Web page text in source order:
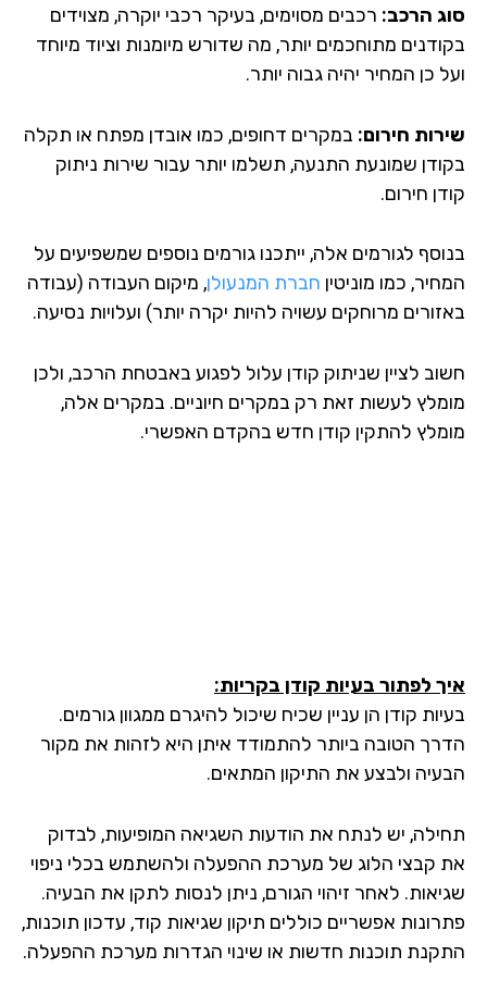
סוג הרכב: רכבים מסוימים, בעיקר רכבי יוקרה, מצוידים
בקודנים מתוחכמים יותר, מה שדורש מיומנות וציוד מיוחד
ועל כן המחיר יהיה גבוה יותר.
שירות חירום: במקרים דחופים, כמו אובדן מפתח או תקלה
בקודן שמונעת התנעה, תשלמו יותר עבור שירות ניתוק
קודן חירום.
בנוסף לגורמים אלה, ייתכנו גורמים נוספים שמשפיעים על
המחיר, כמו מוניטין חברת המנעולן, מיקום העבודה (עבודה
באזורים מרוחקים עשויה להיות יקרה יותר) ועלויות נסיעה.
חשוב לציין שניתוק קודן עלול לפגוע באבטחת הרכב, ולכן
מומלץ לעשות זאת רק במקרים חיוניים. במקרים אלה,
מומלץ להתקין קודן חדש בהקדם האפשרי.
איך לפתור בעיות קודן בקריות:
בעיות קודן הן עניין שכיח שיכול להיגרם ממגוון גורמים.
הדרך הטובה ביותר להתמודד איתן היא לזהות את מקור
הבעיה ולבצע את התיקון המתאים.
תחילה, יש לנתח את הודעות השגיאה המופיעות, לבדוק
את קבצי הלוג של מערכת ההפעלה ולהשתמש בכלי ניפוי
שגיאות. לאחר זיהוי הגורם, ניתן לנסות לתקן את הבעיה.
פתרונות אפשריים כוללים תיקון שגיאות קוד, עדכון תוכנות,
התקנת תוכנות חדשות או שינוי הגדרות מערכת ההפעלה.